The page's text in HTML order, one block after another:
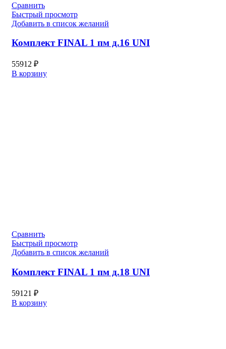
Сравнить
Быстрый просмотр
Добавить в список желаний
Комплект FINAL 1 пм д.16 UNI
55912 ₽
В корзину
Сравнить
Быстрый просмотр
Добавить в список желаний
Комплект FINAL 1 пм д.18 UNI
59121 ₽
В корзину